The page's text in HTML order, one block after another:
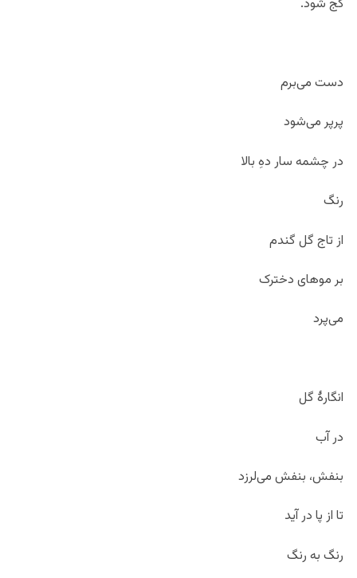
کج شود.
دست می‌برم
پرپر می‌شود
در چشمه سار دهِ بالا
رنگ
از تاج گل گندم
بر موهای دخترک
می‌پرد
انگارۀ گل
در آب
بنفش، بنفش می‌لرزد
تا از پا در آید
رنگ به رنگ